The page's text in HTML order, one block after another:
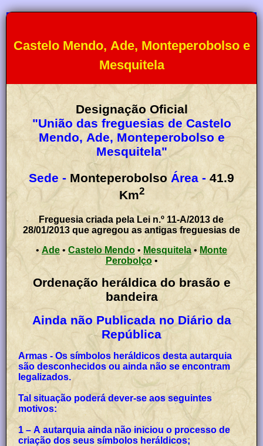
Castelo Mendo, Ade, Monteperobolso e
Mesquitela
Designação Oficial
"União das freguesias de Castelo
Mendo, Ade, Monteperobolso e
Mesquitela"
Sede - Monteperobolso Área - 41.9
Km2
Freguesia criada pela Lei n.º 11-A/2013 de
28/01/2013 que agregou as antigas freguesias de
• Ade • Castelo Mendo • Mesquitela • Monte
Perobolço•
Ordenação heráldica do brasão e
bandeira
Ainda não Publicada no Diário da
República
Armas - Os símbolos heráldicos desta autarquia
são desconhecidos ou ainda não se encontram
legalizados.
Tal situação poderá dever-se aos seguintes
motivos:
1 – A autarquia ainda não iniciou o processo de
criação dos seus símbolos heráldicos;